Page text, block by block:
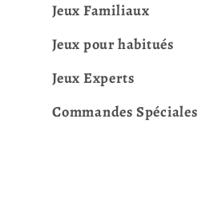
Jeux Familiaux
Jeux pour habitués
Jeux Experts
Commandes Spéciales